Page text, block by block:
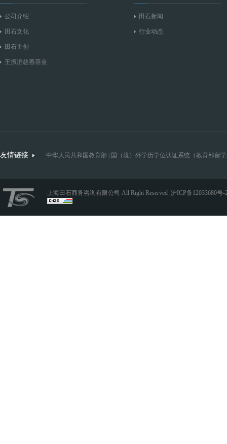
公司介绍
田石文化
田石主创
王振滔慈善基金
田石新闻
行业动态
友情链接 中华人民共和国教育部 国（境）外学历学位认证系统（教育部留
上海田石商务咨询有限公司 All Right Reserved 沪ICP备12033680号-